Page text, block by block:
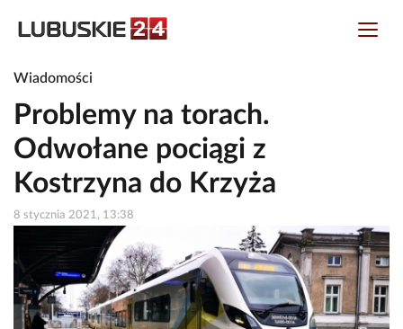
Wiadomości
Problemy na torach.
Odwołane pociągi z
Kostrzyna do Krzyża
8 stycznia 2021, 13:38